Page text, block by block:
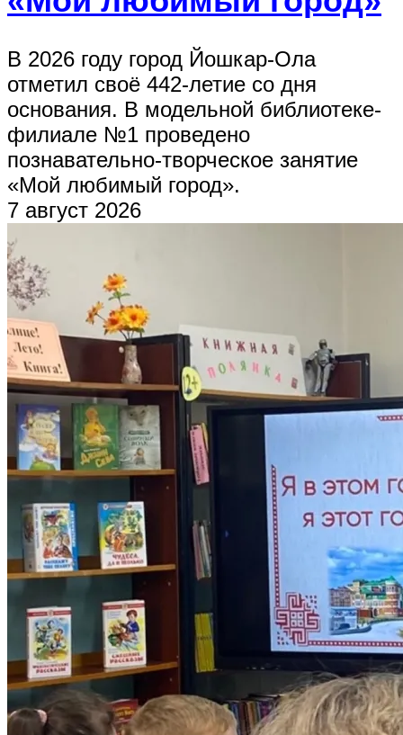
В 2026 году город Йошкар-Ола
отметил своё 442-летие со дня
основания. В модельной библиотеке-
филиале №1 проведено
познавательно-творческое занятие
«Мой любимый город».
7 август 2026